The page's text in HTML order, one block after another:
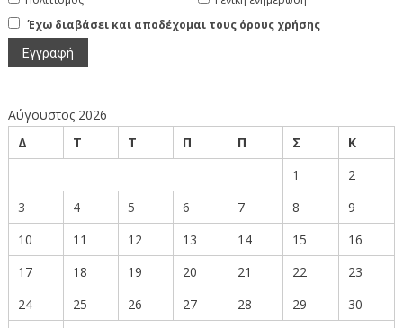
Έχω διαβάσει και αποδέχομαι τους όρους χρήσης
Αύγουστος 2026
Δ
Τ Τ Π Π Σ
Κ
1
2
3
4 5 6 7 8
9
10
11 12 13 14 15
16
17
18 19 20 21 22
23
24
25 26 27 28 29
30